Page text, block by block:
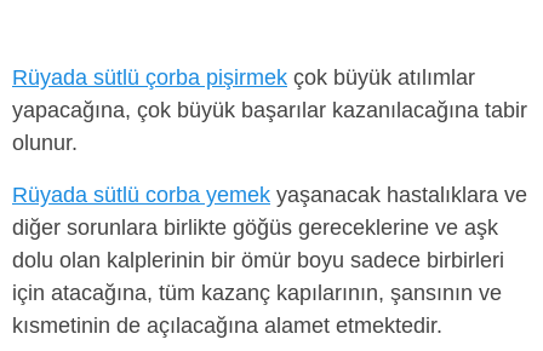
Rüyada sütlü çorba pişirmek çok büyük atılımlar
yapacağına, çok büyük başarılar kazanılacağına tabir
olunur.
Rüyada sütlü corba yemek yaşanacak hastalıklara ve
diğer sorunlara birlikte göğüs gereceklerine ve aşk
dolu olan kalplerinin bir ömür boyu sadece birbirleri
için atacağına, tüm kazanç kapılarının, şansının ve
kısmetinin de açılacağına alamet etmektedir.